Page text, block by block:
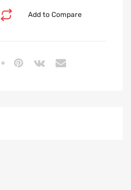
Add to Compare